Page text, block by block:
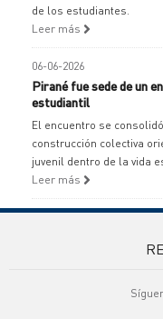
de los estudiantes.
Leer más
06-06-2026
Pirané fue sede de un
estudiantil
El encuentro se
construcción colectiva
juvenil dentro de la vida
Leer más